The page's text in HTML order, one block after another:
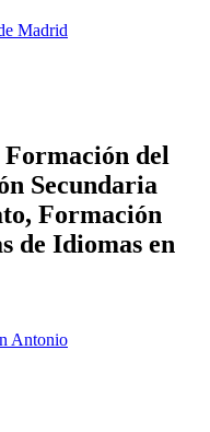
Madrid
del
Secundaria
Formación
de Idiomas en
Antonio